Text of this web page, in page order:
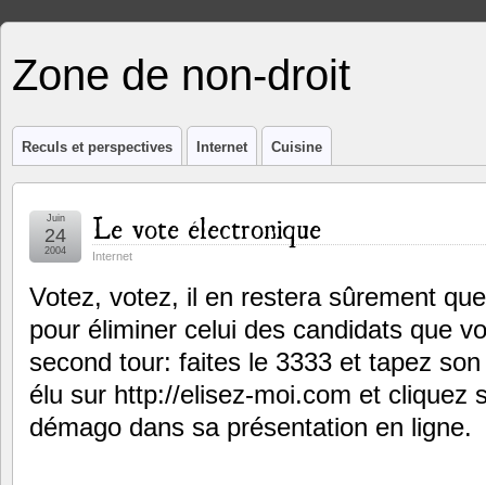
Zone de non-droit
Reculs et perspectives Internet Cuisine
Le vote électronique
Internet
Juin
24
2004
Votez, votez, il en restera sûrement
pour éliminer celui des candidats que
second tour: faites le 3333 et tapez
élu sur http://elisez-moi.com et cliquez
démago dans sa présentation en ligne.